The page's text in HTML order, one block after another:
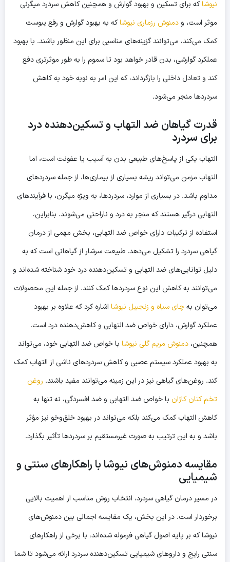
نیوشاکه برای تسکین و بهبود گوارش و همچنین کاهش سردرد میگرنی
موثر است، ودمنوش رزماری نیوشاکه به بهبود گوارش و رفع یبوست
کمک می‌کند، می‌توانند گزینه‌های مناسبی برای این منظور باشند. با بهبود
عملکرد گوارشی، بدن قادر خواهد بود تا سموم را به طور موثرتری دفع
کند و تعادل داخلی را بازگرداند، که این امر به نوبه خود به کاهش
سردردها منجر می‌شود.
قدرت گیاهان ضد التهاب و تسکین‌دهنده درد
برای سردرد
التهاب یکی از پاسخ‌های طبیعی بدن به آسیب یا عفونت است، اما
التهاب مزمن می‌تواند ریشه بسیاری از بیماری‌ها، از جمله سردردهای
مداوم باشد. در بسیاری از موارد، سردردها، به ویژه میگرن، با فرآیندهای
التهابی درگیر هستند که منجر به درد و ناراحتی می‌شوند. بنابراین،
استفاده از ترکیبات دارای خواص ضد التهابی، بخش مهمی از درمان
گیاهی سردرد را تشکیل می‌دهد. طبیعت سرشار از گیاهانی است که به
دلیل توانایی‌های ضد التهابی و تسکین‌دهنده درد خود شناخته شده‌اند و
می‌توانند به کاهش این نوع سردردها کمک کنند. از جمله این محصولات
می‌توان بهچای سیاه و زنجبیل نیوشا اشاره کرد که علاوه بر بهبود
عملکرد گوارش، دارای خواص ضد التهابی و کاهش‌دهنده درد است.
همچنین، دمنوش مریم گلی نیوشا با خواص ضد التهابی خود، می‌تواند
به بهبود عملکرد سیستم عصبی و کاهش سردردهای ناشی از التهاب کمک
کند. روغن‌های گیاهی نیز در این زمینه می‌توانند مفید باشند. روغن
تخم کتان کاژان با خواص ضد التهابی و ضد افسردگی، نه تنها به
کاهش التهاب کمک می‌کند بلکه می‌تواند در بهبود خلق‌وخو نیز مؤثر
باشد و به این ترتیب به صورت غیرمستقیم بر سردردها تأثیر بگذارد.
مقایسه دمنوش‌های نیوشا با راهکارهای سنتی و
شیمیایی
در مسیر درمان گیاهی سردرد، انتخاب روش مناسب از اهمیت بالایی
برخوردار است. در این بخش، یک مقایسه اجمالی بین دمنوش‌های
نیوشا که بر پایه اصول گیاهی فرموله شده‌اند، با برخی از راهکارهای
سنتی رایج و داروهای شیمیایی تسکین‌دهنده سردرد ارائه می‌شود تا شما